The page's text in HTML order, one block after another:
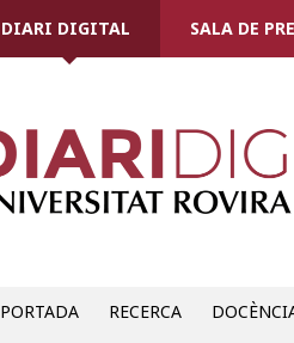
DIARI DIGITAL SALA DE
PORTADA RECERCA